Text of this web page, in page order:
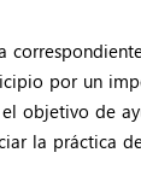
por un
objetivo de
la práctica